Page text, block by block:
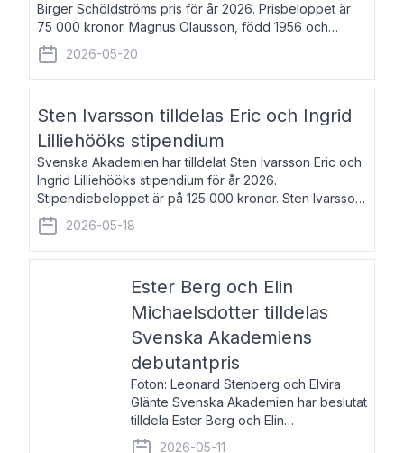
Birger Schöldströms pris för år 2026. Prisbeloppet är
75 000 kronor. Magnus Olausson, född 1956 och
bosatt i Stockholm, är konstvetare, museiman och
hovman. Han disputerade 1993 vid Uppsala un
2026-05-20
Sten Ivarsson tilldelas Eric och Ingrid
Lilliehööks stipendium
Svenska Akademien har tilldelat Sten Ivarsson Eric och
Ingrid Lilliehööks stipendium för år 2026.
Stipendiebeloppet är på 125 000 kronor. Sten Ivarsson,
född 1979, är mediateksamordnare vid
Söderslättsgymnasiet i Trelleborg. Här har han på
2026-05-18
Ester Berg och Elin
Michaelsdotter tilldelas
Svenska Akademiens
debutantpris
Foton: Leonard Stenberg och Elvira
Glänte Svenska Akademien har beslutat
tilldela Ester Berg och Elin
Michaelsdotter Svenska Akademiens
2026-05-11